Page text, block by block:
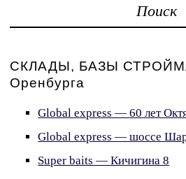
Поиск
СКЛАДЫ, БАЗЫ
Оренбурга
Global express — 60 лет
Global express — шоссе
Super baits — Кичигина 8